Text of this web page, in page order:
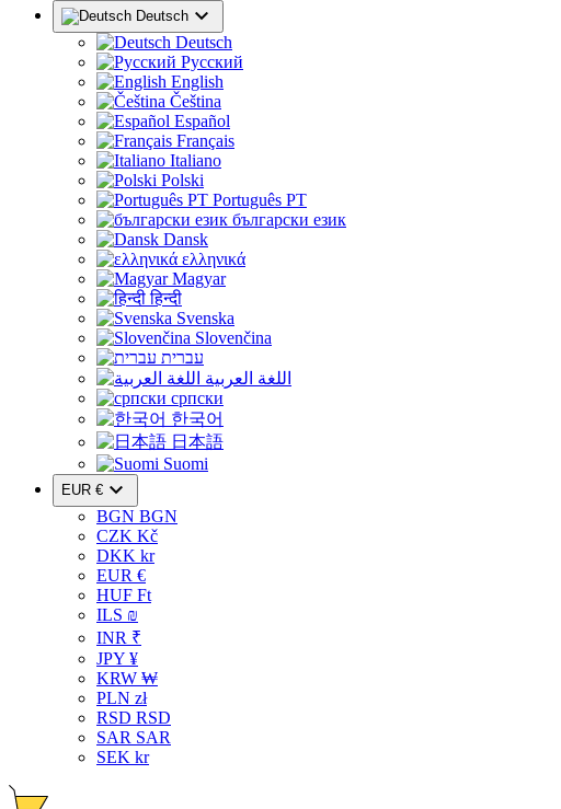
Deutsch 
Deutsch
Русский
English
Čeština
Español
Français
Italiano
Polski
Português PT
български език
Dansk
ελληνικά
Magyar
हिन्दी
Svenska
Slovenčina
עברית
اللغة العربية
српски
한국어
日本語
Suomi
EUR € 
BGN BGN
CZK Kč
DKK kr
EUR €
HUF Ft
ILS ₪
INR ₹
JPY ¥
KRW ₩
PLN zł
RSD RSD
SAR SAR
SEK kr